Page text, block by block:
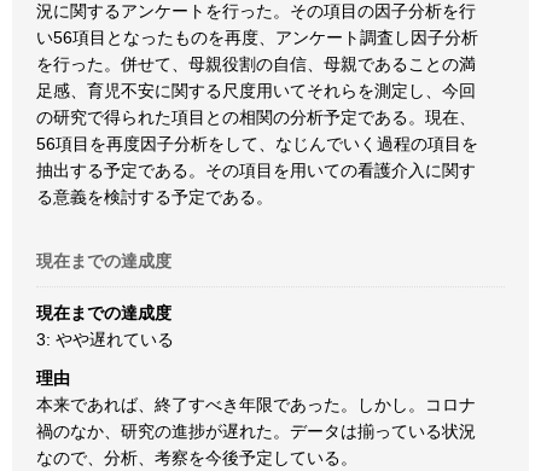
況に関するアンケートを行った。その項目の因子分析を行
い56項目となったものを再度、アンケート調査し因子分析
を行った。併せて、母親役割の自信、母親であることの満
足感、育児不安に関する尺度用いてそれらを測定し、今回
の研究で得られた項目との相関の分析予定である。現在、
56項目を再度因子分析をして、なじんでいく過程の項目を
抽出する予定である。その項目を用いての看護介入に関す
る意義を検討する予定である。
現在までの達成度
現在までの達成度
3: やや遅れている
理由
本来であれば、終了すべき年限であった。しかし。コロナ
禍のなか、研究の進捗が遅れた。データは揃っている状況
なので、分析、考察を今後予定している。